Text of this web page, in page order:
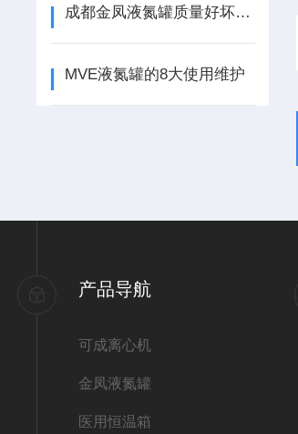
成都金凤液氮罐质量好坏的判断
MVE液氮罐的8大使用维护
产品导航
可成离心机
金凤液氮罐
医用恒温箱